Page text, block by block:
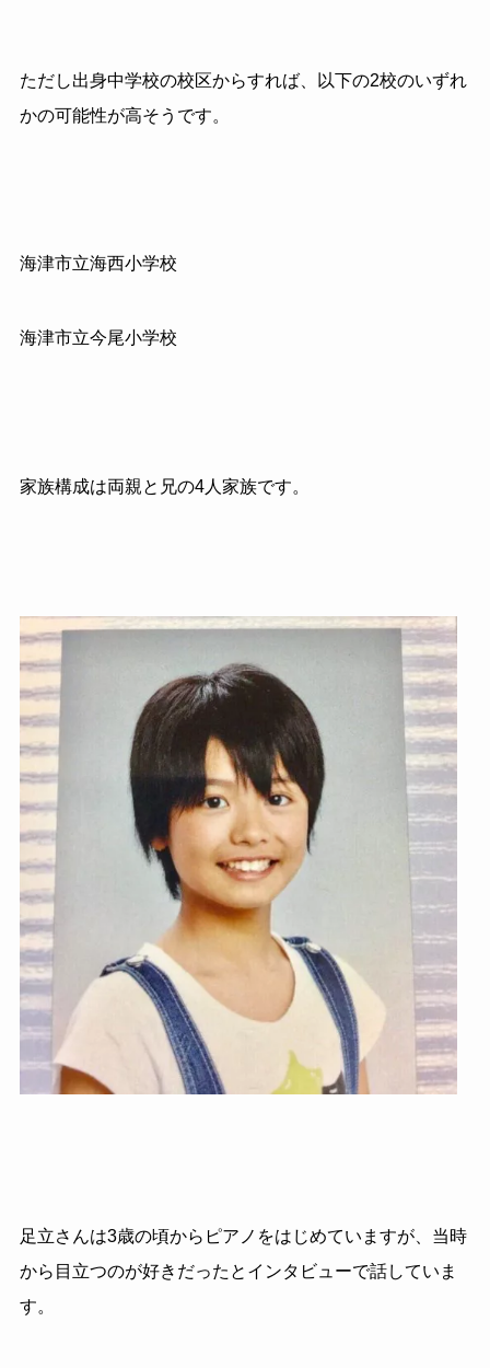
ただし出身中学校の校区からすれば、以下の2校のいずれ
かの可能性が高そうです。
海津市立海西小学校
海津市立今尾小学校
家族構成は両親と兄の4人家族です。
足立さんは3歳の頃からピアノをはじめていますが、当時
から目立つのが好きだったとインタビューで話していま
す。